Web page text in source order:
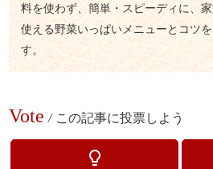
料を使わず、簡単・スピーディに、
使える野菜いっぱいメニューとコツ
す。
Vote / この記事に投票しよう
lightbulb_outline